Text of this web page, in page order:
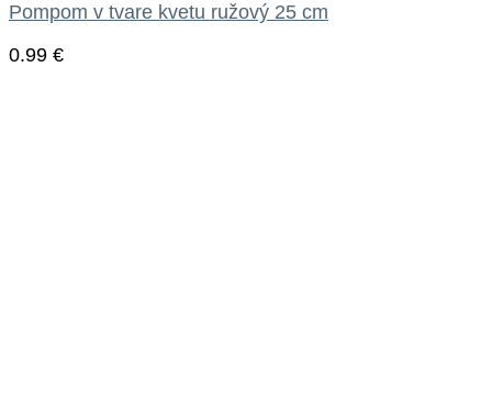
Pompom v tvare kvetu ružový 25 cm
0.99 €